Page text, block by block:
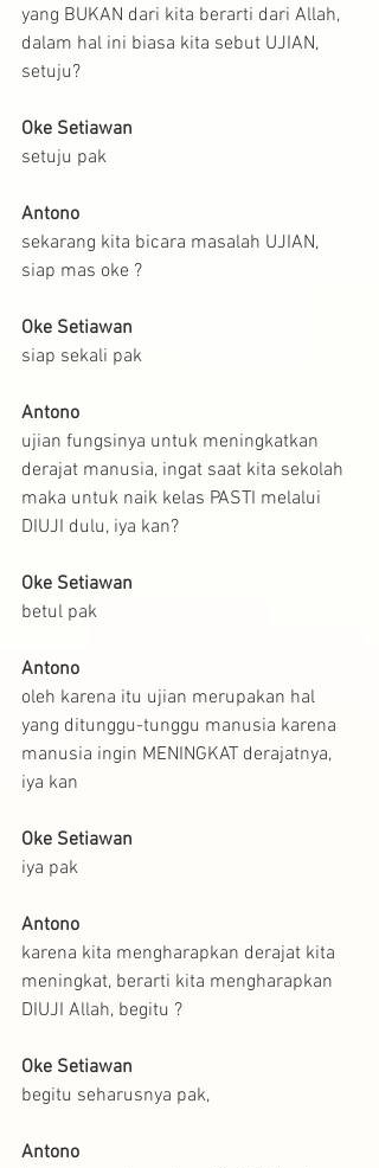
yang BUKAN dari kita berarti dari Allah,
dalam hal ini biasa kita sebut UJIAN,
setuju?
Oke Setiawan
setuju pak
Antono
sekarang kita bicara masalah UJIAN,
siap mas oke ?
Oke Setiawan
siap sekali pak
Antono
ujian fungsinya untuk meningkatkan
derajat manusia, ingat saat kita sekolah
maka untuk naik kelas PASTI melalui
DIUJI dulu, iya kan?
Oke Setiawan
betul pak
Antono
oleh karena itu ujian merupakan hal
yang ditunggu-tunggu manusia karena
manusia ingin MENINGKAT derajatnya,
iya kan
Oke Setiawan
iya pak
Antono
karena kita mengharapkan derajat kita
meningkat, berarti kita mengharapkan
DIUJI Allah, begitu ?
Oke Setiawan
begitu seharusnya pak,
Antono